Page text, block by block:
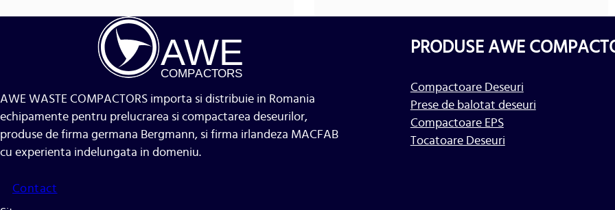
A WE
COMP ACTORS
AWE WASTE COMPACTORS importa si distribuie in Romania
echipamente pentru prelucrarea si compactarea deseurilor,
produse de firma germana Bergmann, si firma irlandeza MACFAB
cu experienta indelungata in domeniu.
Contact
PRODUSE AWE
Compactoare Deseuri
Prese de balotat deseuri
Compactoare EPS
Tocatoare Deseuri